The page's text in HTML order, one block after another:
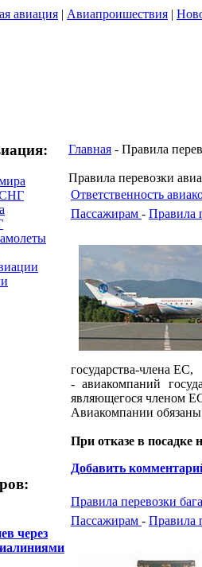
авиация | Авиапроишествия |
СНГ
через
Главная - Правила
Правила перевозки
Ответственность
Пассажирам - Правила
государства-члена ЕС,
- авиакомпаний
являющегося членом
Авиакомпании
При отказе в посадке
Добавить
Правила перевозки
Пассажирам - Правила